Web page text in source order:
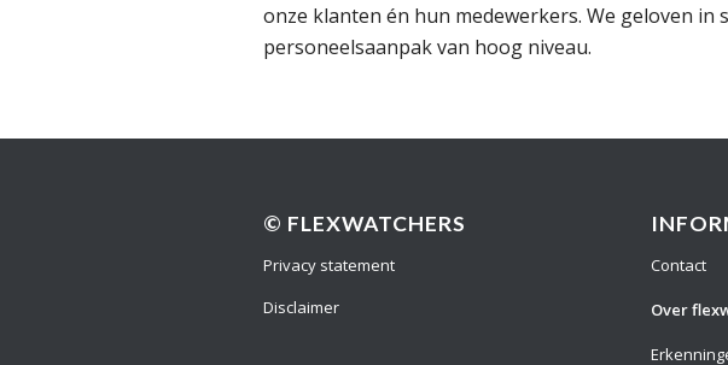
onze klanten én hun medewerkers. We geloven
personeelsaanpak van hoog niveau.
© FLEXWATCHERS
Privacy statement
Disclaimer
Contact
Over